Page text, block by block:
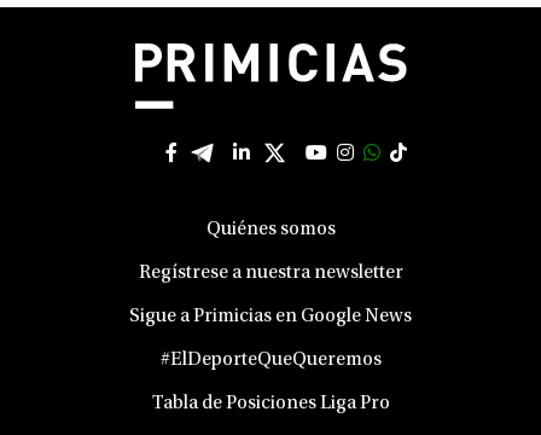
Quiénes somos
Regístrese a nuestra newsletter
Sigue a Primicias en Google News
#ElDeporteQueQueremos
Tabla de Posiciones Liga Pro